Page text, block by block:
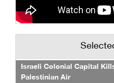
Israeli Colonial Capital
Palestinian Air